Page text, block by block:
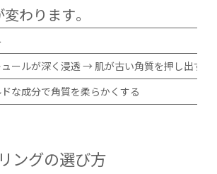
わります。
ールが深く浸透 → 肌が古い角質を押し出す
な成分で角質を柔らかくする
ングの選び方